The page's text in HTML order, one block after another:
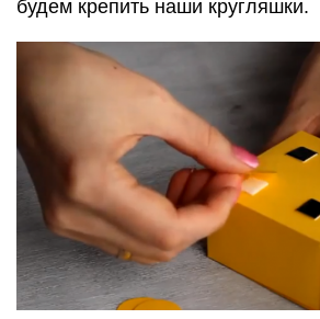
будем крепить наши кругляшки.